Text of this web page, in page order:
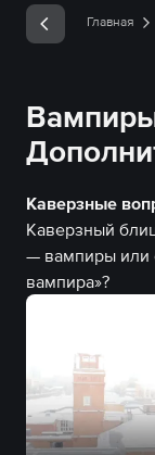
Главная
Каверзные
Каверзный
— вампиры или
вампира»?